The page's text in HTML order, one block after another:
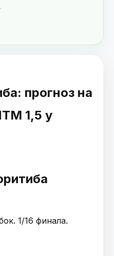
прогноз на
1,5 у
1/16 финала.